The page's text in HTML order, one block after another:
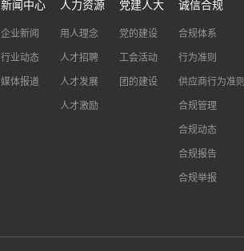
新闻中心
企业新闻
行业动态
媒体报道
人力资源
用人理念
人才招聘
人才发展
人才激励
党建人大
党的建设
工会活动
团的建设
诚信合规
合规体系
行为准则
供应商行为准则
合规管理
合规动态
合规报告
合规举报